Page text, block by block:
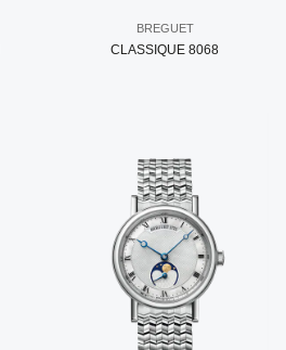
BREGUET
CLASSIQUE 8068